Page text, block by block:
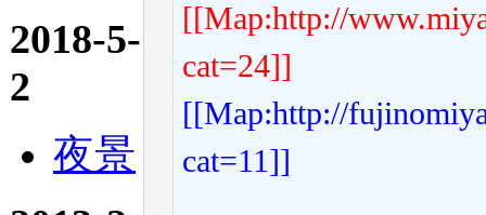
2018-5-
2
夜景
[[Map:http://
cat=24]]
[[Map:http://
cat=11]]